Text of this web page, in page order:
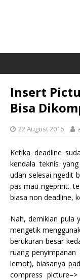
Insert
Bisa
22 August 2016
Ketika deadline
kendala teknis
udah selesai ngedit
pas mau ngeprint..
biasa non deadline,
Nah, demikian pula
mengetik
berukuran besar
ruang
lemot), biasanya
compress